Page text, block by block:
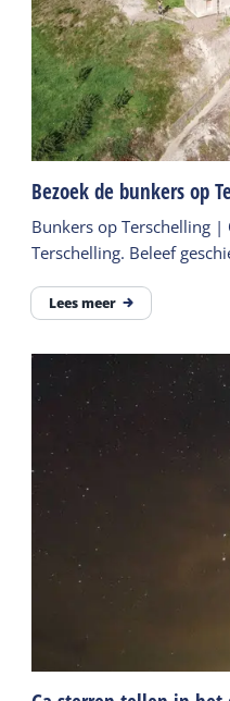
Bezoek de bunkers op
Bunkers op Terschelling
Terschelling. Beleef
Lees meer